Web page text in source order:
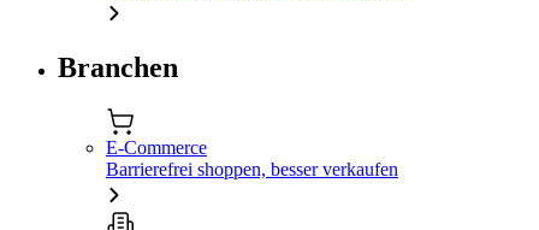
Branchen
E-Commerce
Barrierefrei shoppen, besser verkaufen